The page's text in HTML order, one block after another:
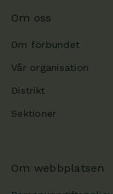
Om oss
Om förbundet
Vår organisation
Distrikt
Sektioner
Om webbplatsen